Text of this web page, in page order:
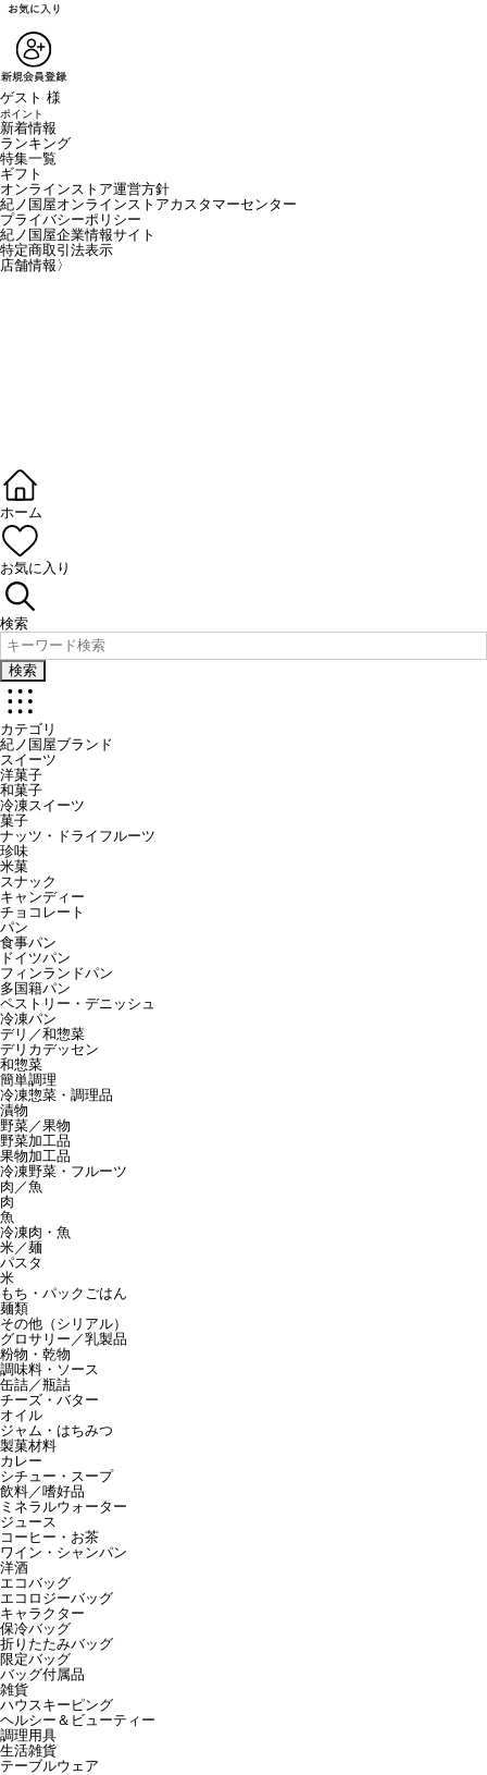
ゲスト 様
ポイント
新着情報
ランキング
特集一覧
ギフト
オンラインストア運営方針
紀ノ国屋オンラインストアカスタマーセンター
プライバシーポリシー
紀ノ国屋企業情報サイト
特定商取引法表示
店舗情報 〉
ホーム
お気に入り
検索
検索
カテゴリ
紀ノ国屋ブランド
スイーツ
洋菓子
和菓子
冷凍スイーツ
菓子
ナッツ・ドライフルーツ
珍味
米菓
スナック
キャンディー
チョコレート
パン
食事パン
ドイツパン
フィンランドパン
多国籍パン
ペストリー・デニッシュ
冷凍パン
デリ／和惣菜
デリカデッセン
和惣菜
簡単調理
冷凍惣菜・調理品
漬物
野菜／果物
野菜加工品
果物加工品
冷凍野菜・フルーツ
肉／魚
肉
魚
冷凍肉・魚
米／麺
パスタ
米
もち・パックごはん
麺類
その他（シリアル）
グロサリー／乳製品
粉物・乾物
調味料・ソース
缶詰／瓶詰
チーズ・バター
オイル
ジャム・はちみつ
製菓材料
カレー
シチュー・スープ
飲料／嗜好品
ミネラルウォーター
ジュース
コーヒー・お茶
ワイン・シャンパン
洋酒
エコバッグ
エコロジーバッグ
キャラクター
保冷バッグ
折りたたみバッグ
限定バッグ
バッグ付属品
雑貨
ハウスキーピング
ヘルシー＆ビューティー
調理用具
生活雑貨
テーブルウェア